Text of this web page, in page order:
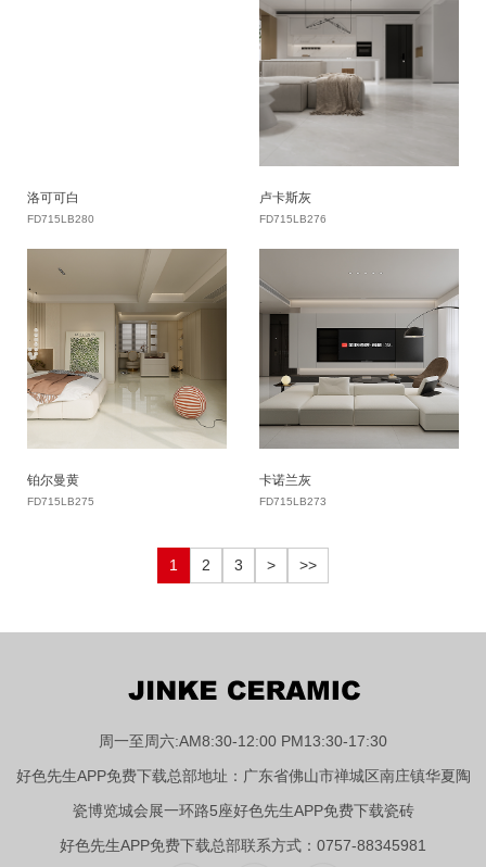
洛可可白
FD715LB280
卢卡斯灰
FD715LB276
铂尔曼黄
FD715LB275
卡诺兰灰
FD715LB273
1 2 3 > >>
周一至周六:AM8:30-12:00 PM13:30-17:30
好色先生APP免费下载总部地址：广东省佛山市禅城区南庄镇华夏陶
瓷博览城会展一环路5座好色先生APP免费下载瓷砖
好色先生APP免费下载总部联系方式：0757-88345981